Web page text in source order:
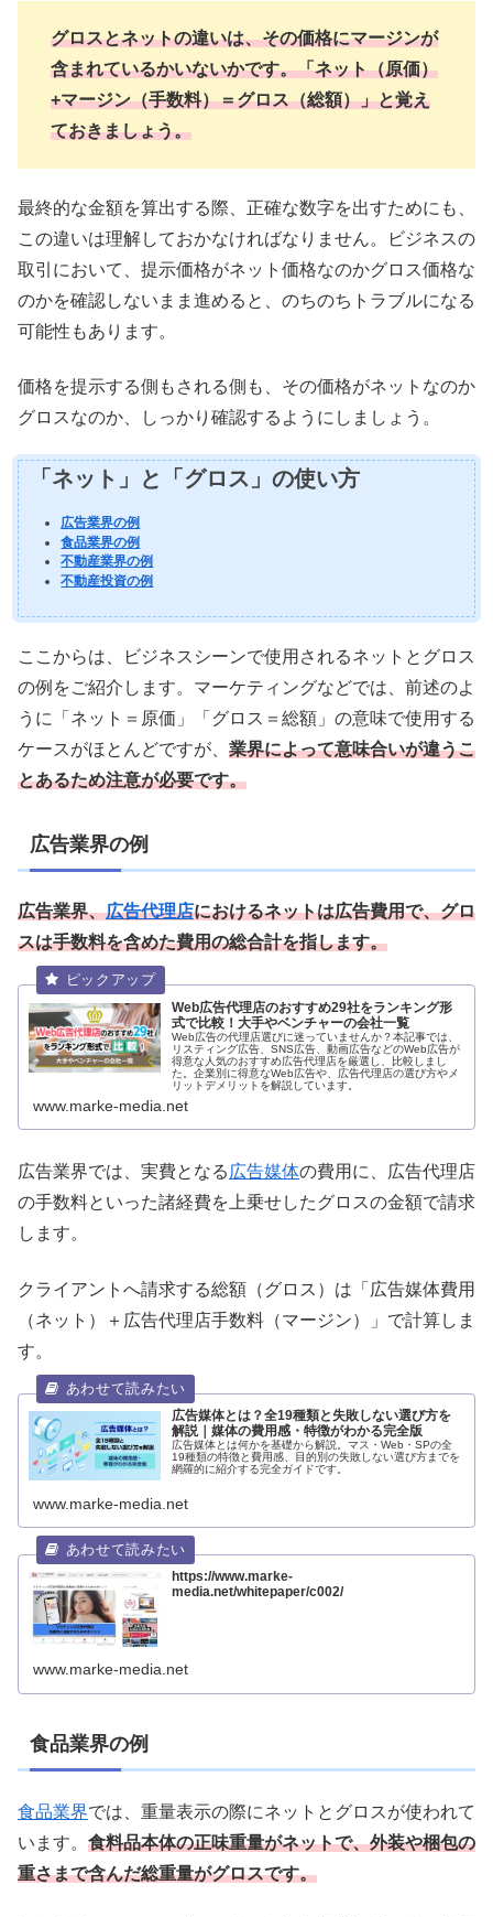
グロスとネットの違いは、その価格にマージンが
含まれているかいないかです。「ネット（原価）
+マージン（手数料）＝グロス（総額）」と覚え
ておきましょう。
最終的な金額を算出する際、正確な数字を出すためにも、
この違いは理解しておかなければなりません。ビジネスの
取引において、提示価格がネット価格なのかグロス価格な
のかを確認しないまま進めると、のちのちトラブルになる
可能性もあります。
価格を提示する側もされる側も、その価格がネットなのか
グロスなのか、しっかり確認するようにしましょう。
「ネット」と「グロス」の使い方
広告業界の例
食品業界の例
不動産業界の例
不動産投資の例
ここからは、ビジネスシーンで使用されるネットとグロス
の例をご紹介します。マーケティングなどでは、前述のよ
うに「ネット＝原価」「グロス＝総額」の意味で使用する
ケースがほとんどですが、 業界によって意味合いが違うこ
とあるため注意が必要です。
広告業界の例
広告業界、広告代理店におけるネットは広告費用で、グロ
スは手数料を含めた費用の総合計を指します。
Web広告代理店のおすすめ29社をランキング形
式で比較！大手やベンチャーの会社一覧
Web広告の代理店選びに迷っていませんか？本記事では、
リスティング広告、SNS広告、動画広告などのWeb広告が
得意な人気のおすすめ広告代理店を厳選し、比較しまし
た。企業別に得意なWeb広告や、広告代理店の選び方やメ
リットデメリットを解説しています。
www.marke-media.net
広告業界では、実費となる広告媒体の費用に、広告代理店
の手数料といった諸経費を上乗せしたグロスの金額で請求
します。
クライアントへ請求する総額（グロス）は「広告媒体費用
（ネット）＋広告代理店手数料（マージン）」で計算しま
す。
広告媒体とは？全19種類と失敗しない選び方を
解説｜媒体の費用感・特徴がわかる完全版
広告媒体とは何かを基礎から解説。マス・Web・SPの全
19種類の特徴と費用感、目的別の失敗しない選び方までを
網羅的に紹介する完全ガイドです。
www.marke-media.net
https://www.marke-
media.net/whitepaper/c002/
www.marke-media.net
食品業界の例
食品業界では、重量表示の際にネットとグロスが使われて
います。 食料品本体の正味重量がネットで、外装や梱包の
重さまで含んだ総重量がグロスです。